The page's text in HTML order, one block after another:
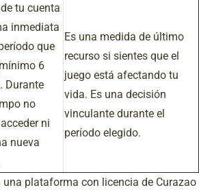
tu cuenta
inmediata
que
6
Durante
no
ni
nueva
Es una medida de último
recurso si sientes que el
juego está afectando tu
vida. Es una decisión
vinculante durante el
período elegido.
una plataforma con licencia de Curazao